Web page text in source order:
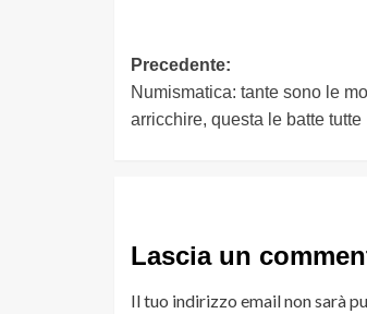
Navigazione
articolo
Precedente:
Numismatica: tante sono le
arricchire, questa le batte tutte
Lascia un
Il tuo indirizzo email non sarà